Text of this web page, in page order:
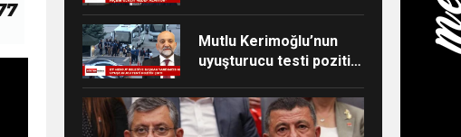
Mutlu Kerimoğlu’nun
uyuşturucu testi pozitif